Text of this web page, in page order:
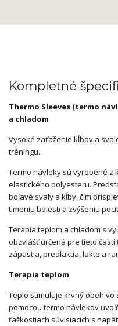
Kompletné
Thermo Sleeves (termo
a chladom
Vysoké zaťaženie kĺbov a
tréningu.
Termo návleky sú vyrobené z
elastického polyesteru.
boľavé svaly a kĺby, čím
tlmeniu bolesti a zvýšeniu
Terapia teplom a chladom s
obzvlášť určená pre tieto časti
zápästia, predlaktia, lakte a
Terapia teplom
Teplo stimuluje krvný obeh vo
pomocou termo návlekov
ťažkostiach súvisiacich s